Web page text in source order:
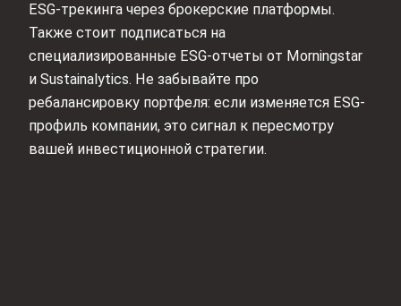
ESG-трекинга через брокерские платформы.
Также стоит подписаться на
специализированные ESG-отчеты от Morningstar
и Sustainalytics. Не забывайте про
ребалансировку портфеля: если изменяется ESG-
профиль компании, это сигнал к пересмотру
вашей инвестиционной стратегии.